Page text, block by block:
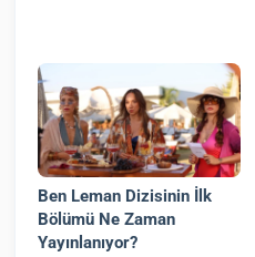
Ben Leman Dizisinin İlk
Bölümü Ne Zaman
Yayınlanıyor?